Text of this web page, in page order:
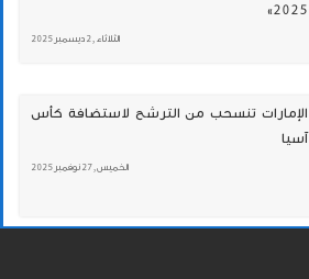
2025»
الثلاثاء , 2 ديسمبر 2025
الإمارات تنسحب من الترشح لاستضافة كأس
آسيا
الخميس , 27 نوفمبر 2025